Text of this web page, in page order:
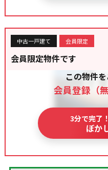
中古一戸建て 会員限定
会員限定物件です
この物件を
会員登録（無
3分で完了
ぼか